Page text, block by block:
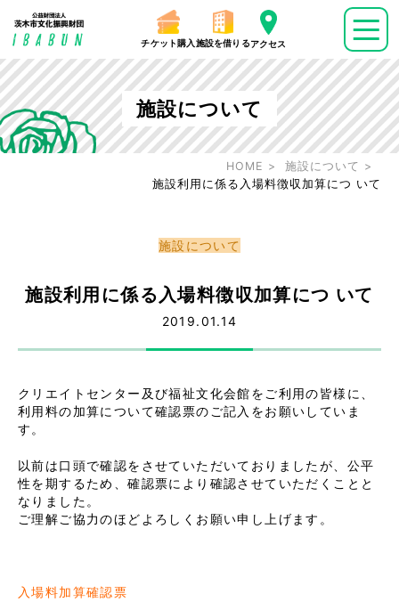
チケット購入 施設を借りるアクセス
施設について
HOME
施設について
施設利用に係る入場料徴収加算につ いて
施設について
施設利用に係る入場料徴収加算につ いて
2019.01.14
クリエイトセンター及び福祉文化会館をご利用の皆様に、
利用料の加算について確認票のご記入をお願いしていま
す。
以前は口頭で確認をさせていただいておりましたが、公平
性を期するため、確認票により確認させていただくことと
なりました。
ご理解ご協力のほどよろしくお願い申し上げます。
入場料加算確認票